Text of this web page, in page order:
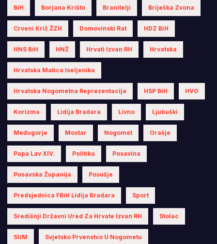
BiH Borjana Krišto Branitelji Briješka Zvona
Crveni Križ ŽZH Domovinski Rat HDZ BiH
HNS BiH HNŽ Hrvati Izvan RH Hrvatska
Hrvatska Matica Iseljenika
Hrvatska Nogometna Reprezentacija HSP BiH HVO
Korizma Lidija Bradara Livno Ljubuški
Međugorje Mostar Nogomet Orašje
Papa Lav XIV. Politika Posavina
Posavska Županija Posušje
Predsjednica FBiH Lidija Bradara Sport
Središnji Državni Ured Za Hrvate Izvan RH Stolac
SUM Svjetsko Prvenstvo U Nogometu